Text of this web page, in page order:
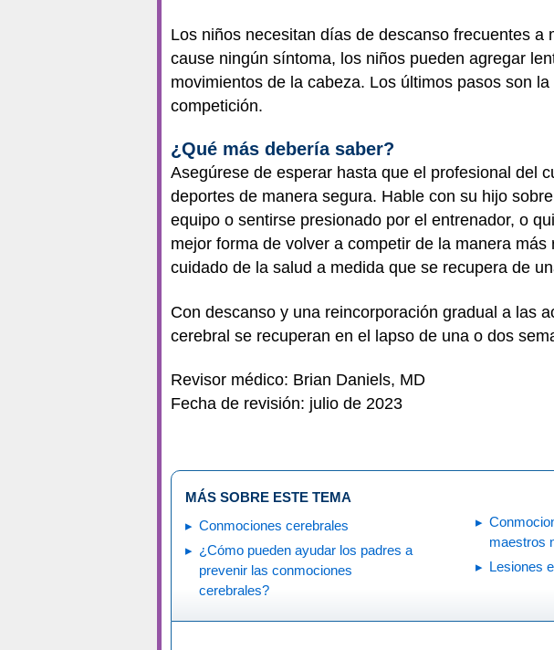
Los niños necesitan días de descanso frecuentes
cause ningún síntoma, los niños pueden agregar
movimientos de la cabeza. Los últimos pasos son
competición.
¿Qué más debería saber?
Asegúrese de esperar hasta que el profesional del
deportes de manera segura. Hable con su hijo
equipo o sentirse presionado por el entrenador, o
mejor forma de volver a competir de la manera
cuidado de la salud a medida que se recupera de
Con descanso y una reincorporación gradual a las
cerebral se recuperan en el lapso de una o dos
Revisor médico: Brian Daniels, MD
Fecha de revisión: julio de 2023
MÁS SOBRE ESTE TEMA
Conmociones cerebrales
¿Cómo pueden ayudar los padres a
prevenir las conmociones
cerebrales?
maestros
Lesiones